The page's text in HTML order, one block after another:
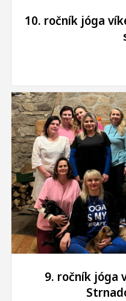
10. ročník jóga
9. ročník jóga